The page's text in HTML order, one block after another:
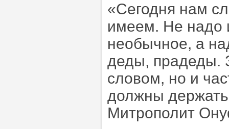
«Сегодня нам
имеем. Не надо
необычное, а
деды, прадеды.
словом, но и
должны
Митрополит